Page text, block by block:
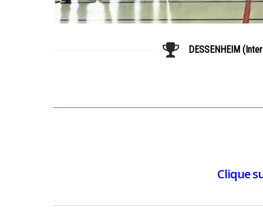
DESSENHEIM
Clique